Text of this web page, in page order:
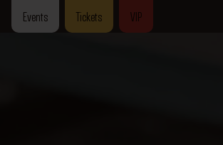
Events Tickets VIP